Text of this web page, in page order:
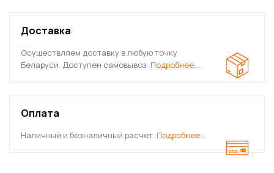
Доставка
Осуществляем доставку в любую точку
Беларуси. Доступен самовывоз. Подробнее…
Оплата
Наличный и безналичный расчет. Подробнее…